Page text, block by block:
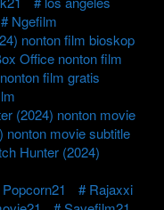
Ngefilm
nonton film bioskop
Office nonton film
film gratis
(2024) nonton movie
nonton movie subtitle
Hunter (2024)
Popcorn21
Rajaxxi